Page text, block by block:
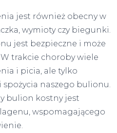
jest również obecny w
wymioty czy biegunki.
jest bezpieczne i może
trakcie choroby wiele
i picia, ale tylko
naszego bulionu.
bulion kostny jest
wspomagającego